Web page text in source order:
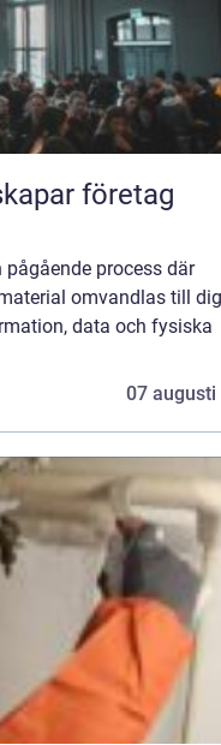
företag
process där
omvandlas till
data och fysiska
07 augusti